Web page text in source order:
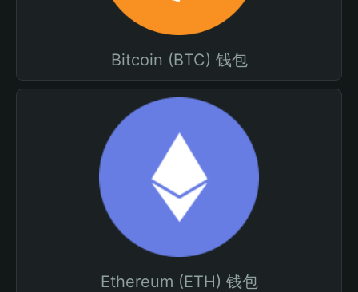
Bitcoin (BTC) 钱包
Ethereum (ETH) 钱包